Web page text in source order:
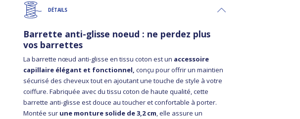
DÉTAILS
Barrette anti-glisse noeud : ne perdez plus
vos barrettes
La barrette nœud anti-glisse en tissu coton est un accessoire
capillaire élégant et fonctionnel,conçu pour offrir un maintien
sécurisé des cheveux tout en ajoutant une touche de style à votre
coiffure. Fabriquée avec du tissu coton de haute qualité, cette
barrette anti-glisse est douce au toucher et confortable à porter.
Montée sur une monture solide de 3,2 cm, elle assure un